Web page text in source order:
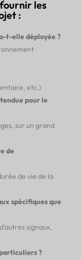
les
:
t-elle déployée ?
etc.)
pour le
sur un grand
de
de vie de la
spécifiques que
signaux,
?